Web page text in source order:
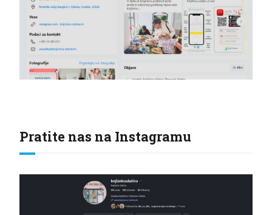
Pratite nas na Instagramu